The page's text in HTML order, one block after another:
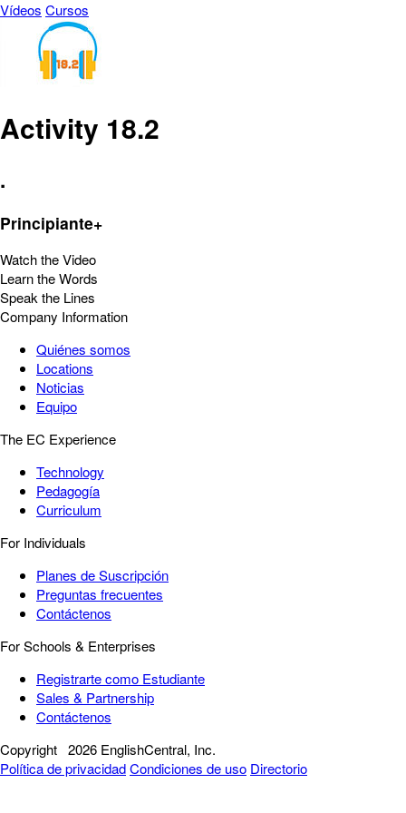
Vídeos Cursos
Activity 18.2
.
Principiante+
Watch the Video
Learn the Words
Speak the Lines
Company Information
Quiénes somos
Locations
Noticias
Equipo
The EC Experience
Technology
Pedagogía
Curriculum
For Individuals
Planes de Suscripción
Preguntas frecuentes
Contáctenos
For Schools & Enterprises
Registrarte como Estudiante
Sales & Partnership
Contáctenos
Copyright 2026 EnglishCentral, Inc.
Política de privacidadCondiciones de uso Directorio